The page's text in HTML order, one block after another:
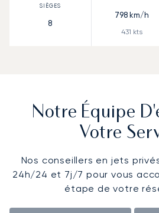
8
798 km/h
431 kts
Notre Équipe
Votre
Nos conseillers en jets
24h/24 et 7j/7 pour vous
étape de votre